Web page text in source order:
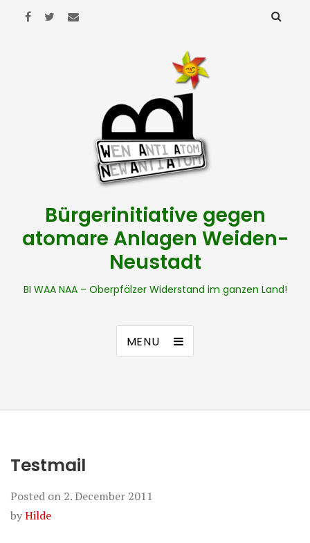
Bürgerinitiative gegen
atomare Anlagen Weiden-
Neustadt
BI WAA NAA – Oberpfälzer Widerstand im ganzen Land!
MENU
Testmail
Posted on 2. December 2011
byHilde